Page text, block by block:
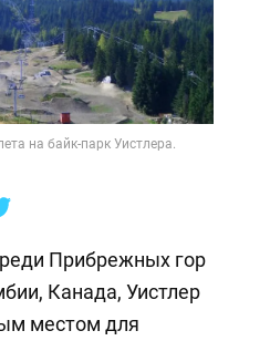
на байк-парк Уистлера.
Прибрежных гор
Канада, Уистлер
местом для